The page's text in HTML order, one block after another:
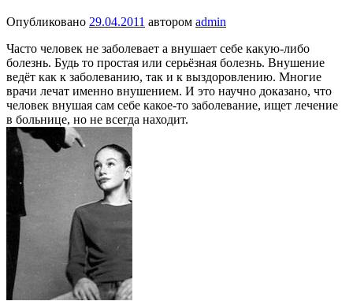
Опубликовано 29.04.2011 автором admin
Часто человек не заболевает а внушает себе какую-либо
болезнь. Будь то простая или серьёзная болезнь. Внушение
ведёт как к заболеванию, так и к выздоровлению. Многие
врачи лечат именно внушением. И это научно доказано, что
человек внушая сам себе какое-то заболевание, ищет лечение
в больнице, но не всегда находит.